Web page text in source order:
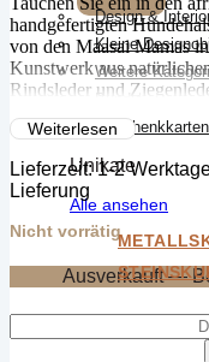
Design &
Kleine
Weitere
Bundle
Geschenkkarten
Unikate
Alle ansehen
handgefertigten
von den Maasai Mamas
Kunstwerk aus
Rindsleder und
Ihrem treuen Begleiter
Weiterlesen
Lieferzeit:1-2
Lieferung
Nicht vorrätig
Ausverkauft —